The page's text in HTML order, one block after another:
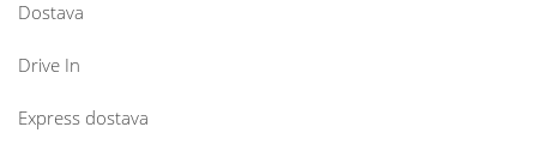
Dostava
Drive In
Express dostava